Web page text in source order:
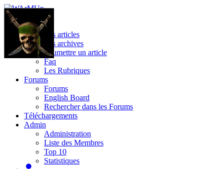
Site
Les articles
Les archives
Soumettre un article
Faq
Les Rubriques
Forums
Forums
English Board
Rechercher dans les Forums
Téléchargements
Admin
Administration
Liste des Membres
Top 10
Statistiques